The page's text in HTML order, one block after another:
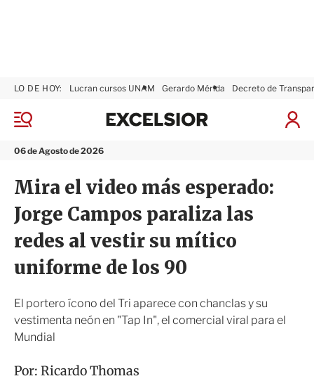
M
n
06 de Agosto de 2026
LO DE HOY: Lucran cursos UNAM Gerardo Mérida Decreto de
I
x
r
Mira el video más esperado:
Jorge Campos paraliza las
redes al vestir su mítico
uniforme de los 90
El portero ícono del Tri aparece con chanclas y su
vestimenta neón en "Tap In", el comercial viral para el
Mundial
Por: Ricardo Thomas